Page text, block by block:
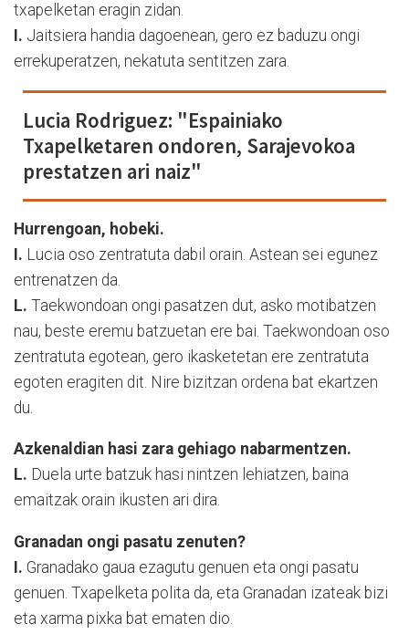
txapelketan eragin zidan.
I. Jaitsiera handia dagoenean, gero ez baduzu ongi
errekuperatzen, nekatuta sentitzen zara.
Lucia Rodriguez: "Espainiako
Txapelketaren ondoren, Sarajevokoa
prestatzen ari naiz"
Hurrengoan, hobeki.
I. Lucia oso zentratuta dabil orain. Astean sei egunez
entrenatzen da.
L. Taekwondoan ongi pasatzen dut, asko motibatzen
nau, beste eremu batzuetan ere bai. Taekwondoan oso
zentratuta egotean, gero ikasketetan ere zentratuta
egoten eragiten dit. Nire bizitzan ordena bat ekartzen
du.
Azkenaldian hasi zara gehiago nabarmentzen.
L. Duela urte batzuk hasi nintzen lehiatzen, baina
emaitzak orain ikusten ari dira.
Granadan ongi pasatu zenuten?
I. Granadako gaua ezagutu genuen eta ongi pasatu
genuen. Txapelketa polita da, eta Granadan izateak bizi
eta xarma pixka bat ematen dio.